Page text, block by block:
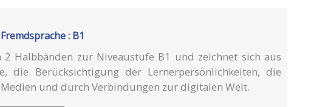
: B1
Halbbänden zur Niveaustufe B1 und zeichnet sich aus
die Berücksichtigung der Lernerpersönlichkeiten, die
und durch Verbindungen zur digitalen Welt.